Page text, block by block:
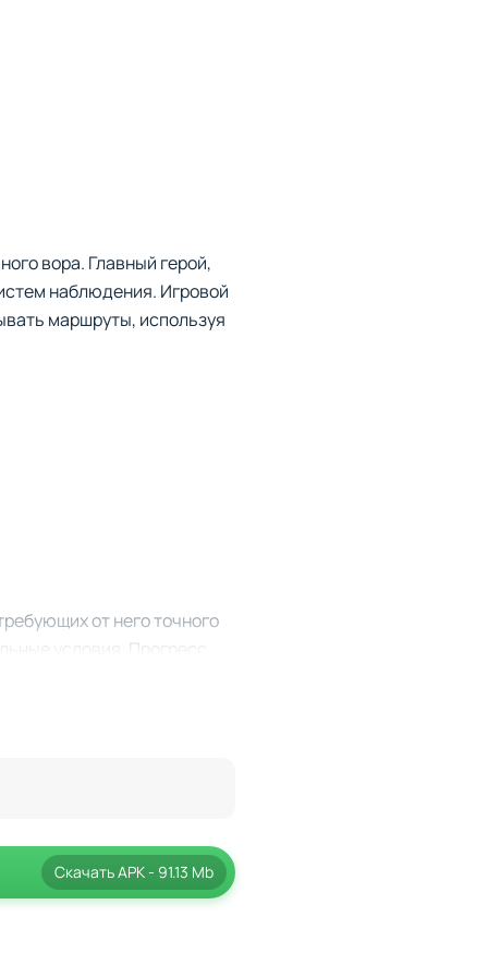
вора. Главный герой,
наблюдения. Игровой
маршруты, используя
от него точного
условия. Прогресс
где игрок
СкачатьAPK- 91.13 Mb